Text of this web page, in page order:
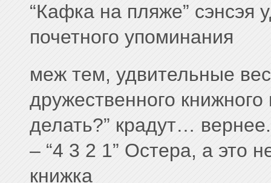
“Кафка на пляже” сэнсэя
почетного упоминания
меж тем, удвительные
дружественного книжного
делать?” крадут…
– “4 3 2 1” Остера, а это
книжка